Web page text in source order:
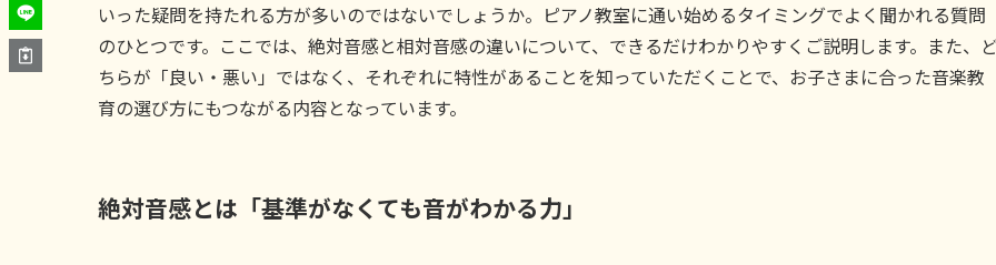
いった疑問を持たれる方が多いのではないでしょうか。ピアノ教室に通い始めるタイミングでよく聞かれる質問
のひとつです。ここでは、絶対音感と相対音感の違いについて、できるだけわかりやすくご説明します。また、
ちらが「良い・悪い」ではなく、それぞれに特性があることを知っていただくことで、お子さまに合った音楽教
育の選び方にもつながる内容となっています。
絶対音感とは「基準がなくても音がわかる力」